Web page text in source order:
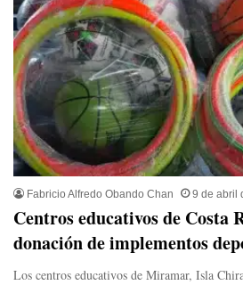
Fabricio Alfredo Obando Chan 9 de abril
Centros educativos de Costa
donación de implementos
Los centros educativos de Miramar, Isla